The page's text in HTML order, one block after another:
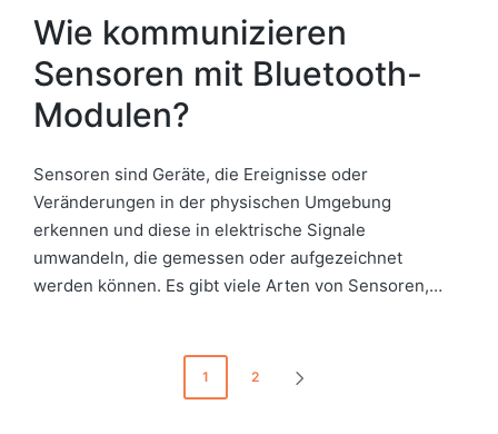
Wie kommunizieren
Sensoren mit Bluetooth-
Modulen?
Sensoren sind Geräte, die Ereignisse oder
Veränderungen in der physischen Umgebung
erkennen und diese in elektrische Signale
umwandeln, die gemessen oder aufgezeichnet
werden können. Es gibt viele Arten von Sensoren,…
Seitennummerierung
1 2